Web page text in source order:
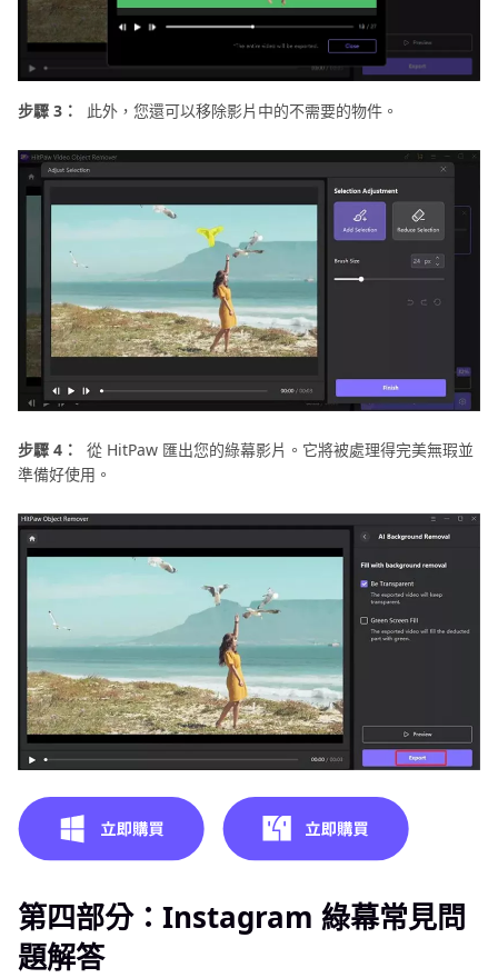
步驟 3： 此外，您還可以移除影片中的不需要的物件。
步驟 4：
從 HitPaw 匯出您的綠幕影片。它將被處理得完美無瑕並
準備好使用。
第四部分：Instagram 綠幕常見問
題解答